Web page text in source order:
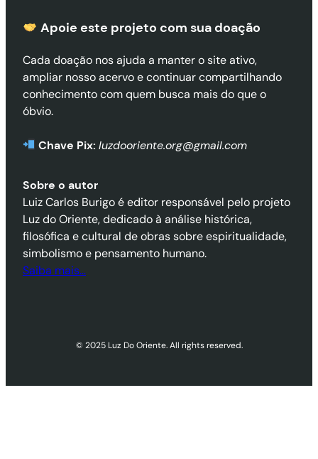
Apoie este projeto com sua doação
Cada doação nos ajuda a manter o site ativo,
ampliar nosso acervo e continuar compartilhando
conhecimento com quem busca mais do que o
óbvio.
Chave Pix: luzdooriente.org@gmail.com
Sobre o autor
Luiz Carlos Burigo é editor responsável pelo projeto
Luz do Oriente, dedicado à análise histórica,
filosófica e cultural de obras sobre espiritualidade,
simbolismo e pensamento humano.
Saiba mais…
© 2025 Luz Do Oriente. All rights reserved.